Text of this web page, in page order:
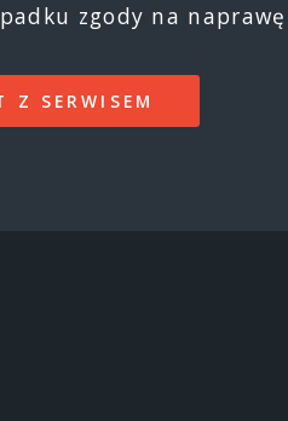
zgody na
Z SERWISEM